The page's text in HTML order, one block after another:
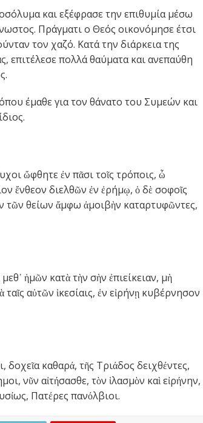
και εξέφρασε την επιθυμία μέσω
Πράγματι ο Θεός οικονόμησε έτσι
τον χαζό. Κατά την διάρκεια της
επιτέλεσε πολλά θαύματα και ανεπαύθη
έμαθε για τον θάνατο του Συμεών και
ὤφθητε ἐν πᾶσι τοῖς τρόποις, ὦ
ἔνθεον διελθῶν ἐν ἐρήμῳ, ὁ δὲ σοφοῖς
τῶν θείων ἄμφω ἀμοιβὴν καταρτυφῶντες,
ἡμῶν κατὰ τὴν σὴν ἐπιείκειαν, μὴ
αὐτῶν ἱκεσίαις, ἐν εἰρήνῃ κυβέρνησον
δοχεῖα καθαρά, τῆς Τριάδος δειχθέντες,
νῦν αἰτήσασθε, τὸν ἱλασμὸν καὶ εἰρήνην,
Πατέρες πανόλβιοι.